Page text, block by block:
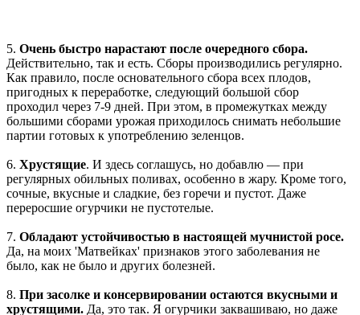
5. Очень быстро нарастают после очередного сбора.
Действительно, так и есть. Сборы производились регулярно.
Как правило, после основательного сбора всех плодов,
пригодных к переработке, следующий большой сбор
проходил через 7-9 дней. При этом, в промежутках между
большими сборами урожая приходилось снимать небольшие
партии готовых к употреблению зеленцов.
6. Хрустящие. И здесь соглашусь, но добавлю — при
регулярных обильных поливах, особенно в жару. Кроме того,
сочные, вкусные и сладкие, без горечи и пустот. Даже
переросшие огурчики не пустотелые.
7. Обладают устойчивостью в настоящей мучнистой росе.
Да, на моих 'Матвейках' признаков этого заболевания не
было, как не было и других болезней.
8. При засолке и консервировании остаются вкусными и
хрустящими. Да, это так. Я огурчики заквашиваю, но даже